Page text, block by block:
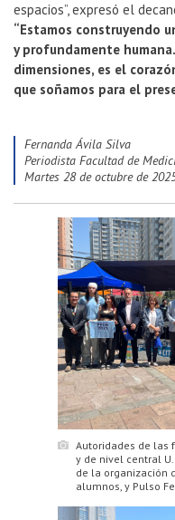
Autoridades de las
y de nivel central
de la organización
alumnos, y Pulso
espacios”, expresó el
“Estamos construyendo
y profundamente
dimensiones, es el
que soñamos para el
Fernanda Ávila Silva
Periodista Facultad de
martes 28 de octubre de